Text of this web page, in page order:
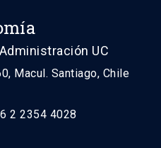
UC
Macul. Santiago, Chile
2 2354 4028